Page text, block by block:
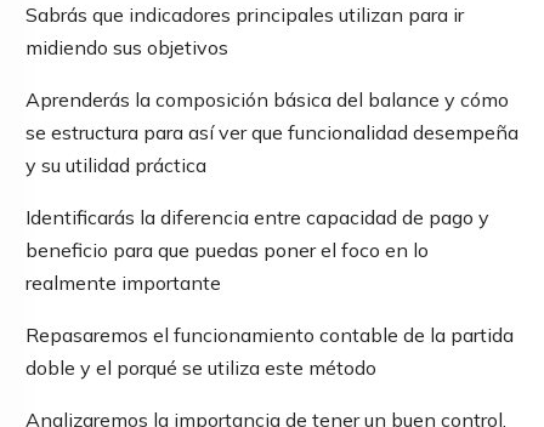
Sabrás que indicadores principales utilizan para ir
midiendo sus objetivos
Aprenderás la composición básica del balance y cómo
se estructura para así ver que funcionalidad desempeña
y su utilidad práctica
Identificarás la diferencia entre capacidad de pago y
beneficio para que puedas poner el foco en lo
realmente importante
Repasaremos el funcionamiento contable de la partida
doble y el porqué se utiliza este método
Analizaremos la importancia de tener un buen control,